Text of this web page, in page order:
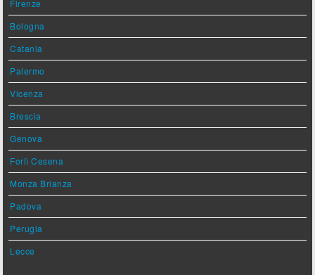
Firenze
Bologna
Catania
Palermo
Vicenza
Brescia
Genova
Forlì Cesena
Monza Brianza
Padova
Perugia
Lecce